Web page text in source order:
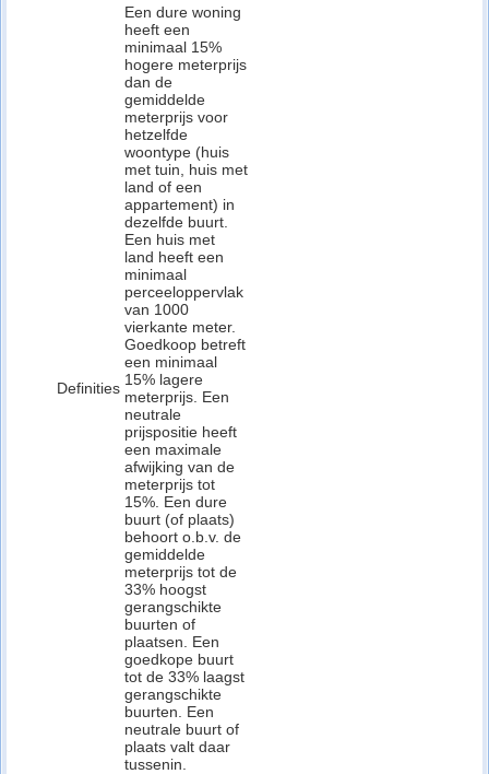
Definities
Een dure woning
heeft een
minimaal 15%
hogere meterprijs
dan de
gemiddelde
meterprijs voor
hetzelfde
woontype (huis
met tuin, huis met
land of een
appartement) in
dezelfde buurt.
Een huis met
land heeft een
minimaal
perceeloppervlak
van 1000
vierkante meter.
Goedkoop betreft
een minimaal
15% lagere
meterprijs. Een
neutrale
prijspositie heeft
een maximale
afwijking van de
meterprijs tot
15%. Een dure
buurt (of plaats)
behoort o.b.v. de
gemiddelde
meterprijs tot de
33% hoogst
gerangschikte
buurten of
plaatsen. Een
goedkope buurt
tot de 33% laagst
gerangschikte
buurten. Een
neutrale buurt of
plaats valt daar
tussenin.